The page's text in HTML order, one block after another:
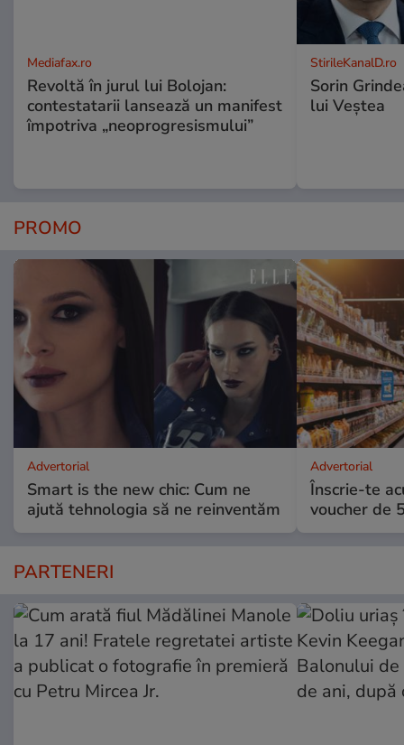
Mediafax.ro
Revoltă în jurul lui Bolojan:
contestatarii lansează un manifest
împotriva „neoprogresismului”
StirileKanalD.ro
Sorin
lui Veștea
PROMO
Advertorial
Smart is the new chic: Cum ne
ajută tehnologia să ne reinventăm
Advertorial
Înscrie-te
voucher de
PARTENERI